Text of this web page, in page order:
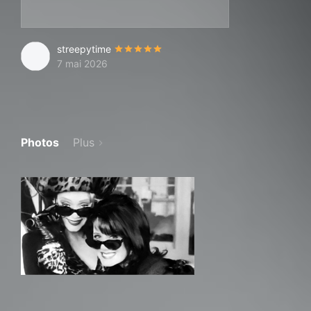
streepytime
7 mai 2026
Photos Plus